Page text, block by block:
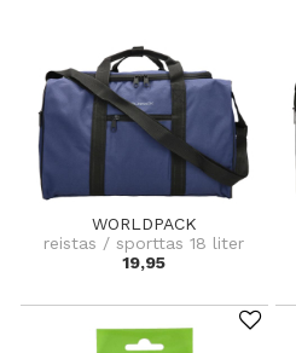
WORLDPACK
reistas / sporttas 18 liter
19,95